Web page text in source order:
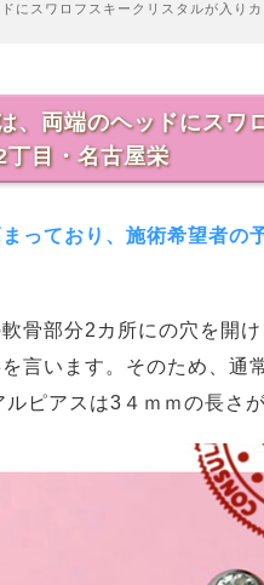
にスワロフスキークリスタルが入り
、両端のヘッドにスワ
丁目・名古屋栄
っており、施術希望者の
骨部分2カ所にの穴を開
言います。そのため、通
ピアスは3４ｍｍの長さが